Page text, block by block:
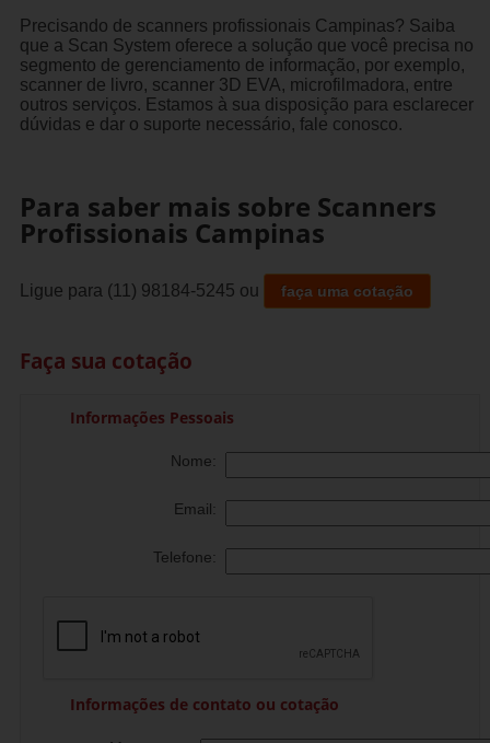
Precisando de scanners profissionais Campinas? Saiba
que a Scan System oferece a solução que você precisa no
segmento de gerenciamento de informação, por exemplo,
scanner de livro, scanner 3D EVA, microfilmadora, entre
outros serviços. Estamos à sua disposição para esclarecer
dúvidas e dar o suporte necessário, fale conosco.
Para saber mais sobre Scanners
Profissionais Campinas
Ligue para (11) 98184-5245 ou faça uma cotação
Faça sua cotação
Informações Pessoais
Nome:
Email:
Telefone:
Informações de contato ou cotação